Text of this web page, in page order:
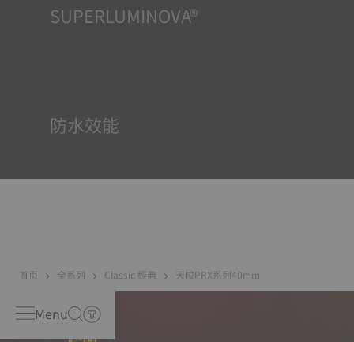
SUPERLUMINOVA®
防水效能
首页 全系列 Classic 經典 天梭PRX系列40mm
Menu